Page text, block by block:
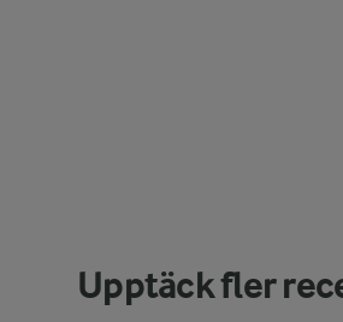
Upptäck fler